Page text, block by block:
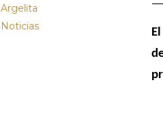
Argelita
Noticias